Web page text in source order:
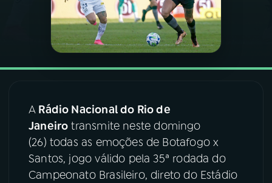
PODCASTS
VIDEOCASTS
08 FESTIVAL DE MÚSICA
ACOMPANHE A RÁDIO NACIONAL
A Rádio Nacional do Rio de
Janeiro transmite neste domingo
(26) todas as emoções de Botafogo x
Santos, jogo válido pela 35ª rodada do
Campeonato Brasileiro, direto do Estádio